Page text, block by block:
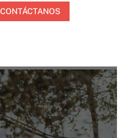
CONTÁCTANOS